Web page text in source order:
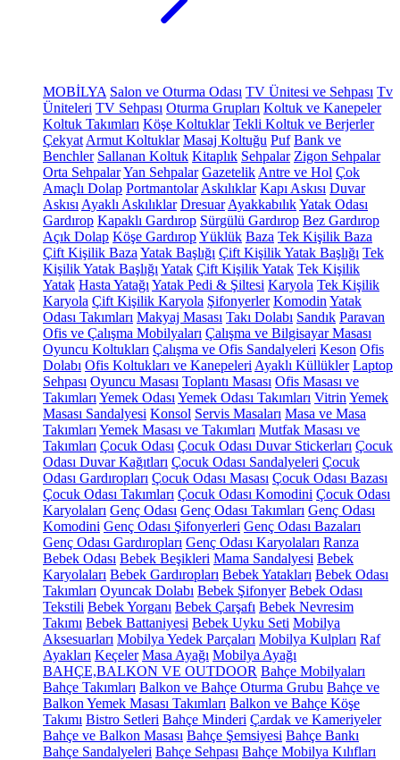
MOBİLYA Salon ve Oturma Odası TV Ünitesi ve Sehpası Tv
Üniteleri TV Sehpası Oturma Grupları Koltuk ve Kanepeler
Koltuk Takımları Köşe Koltuklar Tekli Koltuk ve Berjerler
Çekyat Armut Koltuklar Masaj Koltuğu Puf Bank ve
Benchler Sallanan Koltuk Kitaplık Sehpalar Zigon Sehpalar
Orta SehpalarYan Sehpalar Gazetelik Antre ve Hol Çok
Amaçlı Dolap Portmantolar Askılıklar Kapı Askısı Duvar
Askısı Ayaklı Askılıklar Dresuar AyakkabılıkYatak Odası
Gardırop Kapaklı Gardırop Sürgülü Gardırop Bez Gardırop
Açık Dolap Köşe GardıropYüklük Baza Tek Kişilik Baza
Çift Kişilik Baza Yatak Başlığı Çift Kişilik Yatak Başlığı Tek
Kişilik Yatak Başlığı Yatak Çift Kişilik Yatak Tek Kişilik
Yatak Hasta Yatağı Yatak Pedi & Şiltesi Karyola Tek Kişilik
Karyola Çift Kişilik Karyola Şifonyerler Komodin Yatak
Odası Takımları Makyaj Masası Takı Dolabı Sandık Paravan
Ofis ve Çalışma Mobilyaları Çalışma ve Bilgisayar Masası
Oyuncu Koltukları Çalışma ve Ofis Sandalyeleri Keson Ofis
Dolabı Ofis Koltukları ve Kanepeleri Ayaklı Küllükler Laptop
Sehpası Oyuncu Masası Toplantı Masası Ofis Masası ve
Takımları Yemek Odası Yemek Odası Takımları Vitrin Yemek
Masası Sandalyesi Konsol Servis Masaları Masa ve Masa
Takımları Yemek Masası ve Takımları Mutfak Masası ve
Takımları Çocuk Odası Çocuk Odası Duvar Stickerları Çocuk
Odası Duvar Kağıtları Çocuk Odası Sandalyeleri Çocuk
Odası Gardıropları Çocuk Odası Masası Çocuk Odası Bazası
Çocuk Odası Takımları Çocuk Odası Komodini Çocuk Odası
Karyolaları Genç Odası Genç Odası Takımları Genç Odası
Komodini Genç Odası Şifonyerleri Genç Odası Bazaları
Genç Odası Gardıropları Genç Odası Karyolaları Ranza
Bebek Odası Bebek Beşikleri Mama Sandalyesi Bebek
Karyolaları Bebek Gardıropları Bebek Yatakları Bebek Odası
Takımları Oyuncak Dolabı Bebek Şifonyer Bebek Odası
Tekstili Bebek Yorganı Bebek Çarşafı Bebek Nevresim
Takımı Bebek Battaniyesi Bebek Uyku Seti Mobilya
Aksesuarları Mobilya Yedek Parçaları Mobilya Kulpları Raf
Ayakları Keçeler Masa Ayağı Mobilya Ayağı
BAHÇE,BALKON VE OUTDOOR Bahçe Mobilyaları
Bahçe Takımları Balkon ve Bahçe Oturma Grubu Bahçe ve
Balkon Yemek Masası Takımları Balkon ve Bahçe Köşe
Takımı Bistro Setleri Bahçe Minderi Çardak ve Kameriyeler
Bahçe ve Balkon Masası Bahçe Şemsiyesi Bahçe Bankı
Bahçe Sandalyeleri Bahçe Sehpası Bahçe Mobilya Kılıfları